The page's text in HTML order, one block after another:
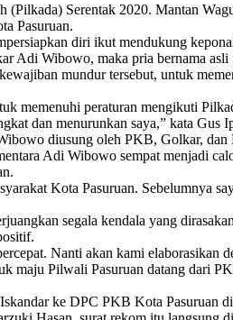
Serentak 2020. Mantan
Pasuruan.
diri ikut mendukung
Adi Wibowo, maka pria bernama
mundur tersebut, untuk
memenuhi peraturan mengikuti
dan menurunkan saya,” kata Gus
diusung oleh PKB, Golkar,
Adi Wibowo sempat menjadi
Kota Pasuruan. Sebelumnya
segala kendala yang
Nanti akan kami elaborasikan
maju Pilwali Pasuruan datang dari
ke DPC PKB Kota